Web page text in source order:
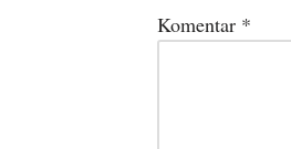
Komentar *